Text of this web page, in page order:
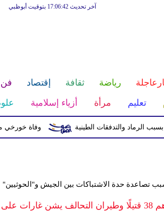
آخر تحديث 17:06:42 بتوقيت أبوظبي
رياضة ثقافة إقتصاد
تعليم مرأة أزياء إسلامية
وفاة خورخي ميسي
تصاعدة حدة الاشتباكات بين الجيش و"الحوثيين"
"حرض"